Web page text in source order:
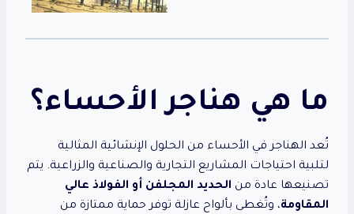
ما هي هناجر الأحساء؟
تُعد الهناجر في الأحساء من الحلول الإنشائية المثالية
لتلبية احتياجات المشاريع التجارية والصناعية والزراعية. يتم
تصنيعها عادة من الحديد المجلفن أو الفولاذ عالي
المقاومة، وتُغطى بألواح عازلة توفر حماية ممتازة من